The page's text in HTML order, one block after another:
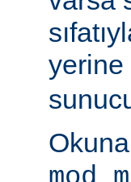
yerine